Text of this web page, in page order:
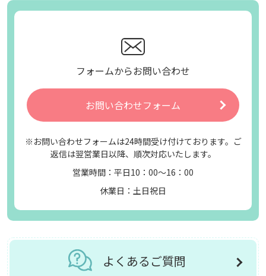
フォームからお問い合わせ
お問い合わせフォーム
※お問い合わせフォームは24時間受け付けております。ご
返信は翌営業日以降、順次対応いたします。
営業時間：平日10：00～16：00
休業日：土日祝日
よくあるご質問